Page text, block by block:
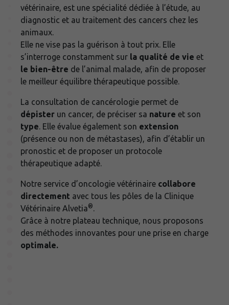
vétérinaire, est une spécialité dédiée à l’étude, au
diagnostic et au traitement des cancers chez les
animaux.
Elle ne vise pas la guérison à tout prix. Elle
s’interroge constamment sur la qualité de vie et
le bien-être de l’animal malade, afin de proposer
le meilleur équilibre thérapeutique possible.
La consultation de cancérologie permet de
dépister un cancer, de préciser sa nature et son
type. Elle évalue également son extension
(présence ou non de métastases), afin d’établir un
pronostic et de proposer un protocole
thérapeutique adapté.
Notre service d’oncologie vétérinaire collabore
directement avec tous les pôles de la Clinique
Vétérinaire Alvetia®.
Grâce à notre plateau technique, nous proposons
des méthodes innovantes pour une prise en charge
optimale.